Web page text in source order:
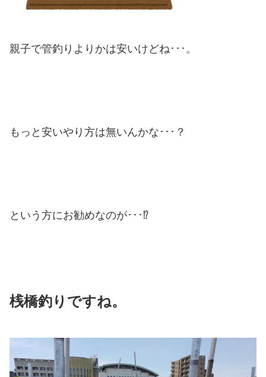
親子で管釣りよりかは安いけどね･･･。
もっと安いやり方は無いんかな･･･？
という方にお勧めなのが･･･⁉
桟橋釣りですね。